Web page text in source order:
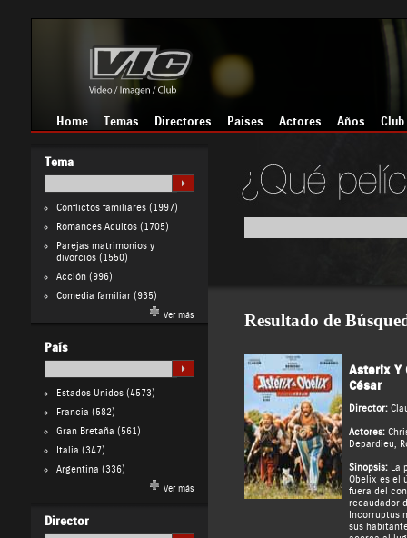
Home Temas Directores Países Actores Años Club
Tema
Conflictos familiares(1997)
Romances Adultos(1705)
Parejas matrimonios y
divorcios(1550)
Acción(996)
Comedia familiar(935)
Ver más
País
Estados Unidos(4573)
Francia (582)
Gran Bretaña (561)
Italia (347)
Argentina (336)
Ver más
Director
Resultado de
Asterix Y
César
Director:
Actores:
Depardieu,
Sinopsis:La
Obelix es el
fuera del
recaudador
Incorruptus
sus